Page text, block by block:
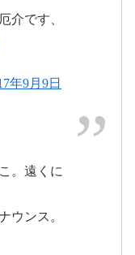
介です、
年9月9日
。遠くに
ウンス。